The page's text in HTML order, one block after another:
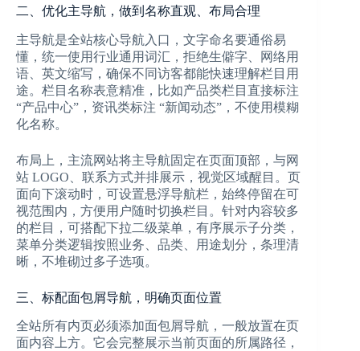
二、优化主导航，做到名称直观、布局合理
主导航是全站核心导航入口，文字命名要通俗易
懂，统一使用行业通用词汇，拒绝生僻字、网络用
语、英文缩写，确保不同访客都能快速理解栏目用
途。栏目名称表意精准，比如产品类栏目直接标注
“产品中心”，资讯类标注 “新闻动态”，不使用模糊
化名称。
布局上，主流网站将主导航固定在页面顶部，与网
站 LOGO、联系方式并排展示，视觉区域醒目。页
面向下滚动时，可设置悬浮导航栏，始终停留在可
视范围内，方便用户随时切换栏目。针对内容较多
的栏目，可搭配下拉二级菜单，有序展示子分类，
菜单分类逻辑按照业务、品类、用途划分，条理清
晰，不堆砌过多子选项。
三、标配面包屑导航，明确页面位置
全站所有内页必须添加面包屑导航，一般放置在页
面内容上方。它会完整展示当前页面的所属路径，